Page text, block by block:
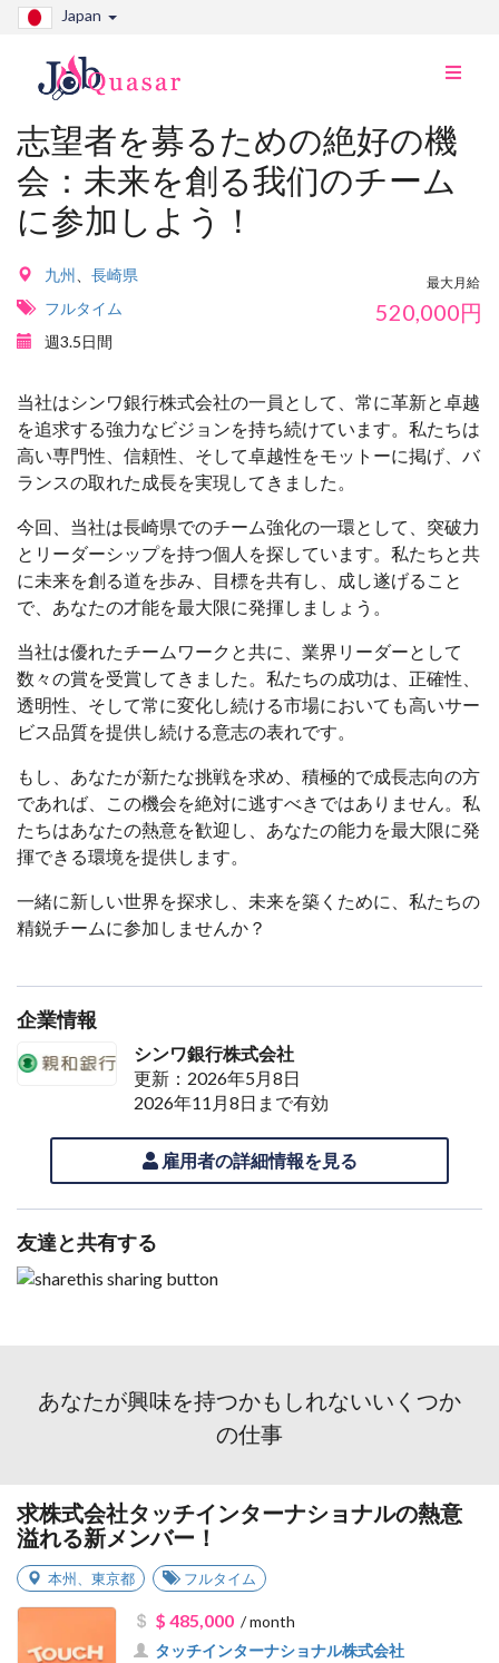
Japan
ナ
り
え
志望者を募るための絶好の機
会：未来を創る我们のチーム
に参加しよう！
九州
長崎県
フルタイム
週3.5日間
最大月給
520,000円
当社はシンワ銀行株式会社の一員として、常に革新と卓越
を追求する強力なビジョンを持ち続けています。私たちは
高い専門性、信頼性、そして卓越性をモットーに掲げ、バ
ランスの取れた成長を実現してきました。
今回、当社は長崎県でのチーム強化の一環として、突破力
とリーダーシップを持つ個人を探しています。私たちと共
に未来を創る道を歩み、目標を共有し、成し遂げること
で、あなたの才能を最大限に発揮しましょう。
当社は優れたチームワークと共に、業界リーダーとして
数々の賞を受賞してきました。私たちの成功は、正確性、
透明性、そして常に変化し続ける市場においても高いサー
ビス品質を提供し続ける意志の表れです。
もし、あなたが新たな挑戦を求め、積極的で成長志向の方
であれば、この機会を絶対に逃すべきではありません。私
たちはあなたの熱意を歓迎し、あなたの能力を最大限に発
揮できる環境を提供します。
一緒に新しい世界を探求し、未来を築くために、私たちの
精鋭チームに参加しませんか？
企業情報
シンワ銀行株式会社
更新：2026年5月8日
2026年11月8日まで有効
雇用者の詳細情報を見る
友達と共有する
あなたが興味を持つかもしれないいくつか
の仕事
求株式会社タッチインターナショナルの熱意
溢れる新メンバー！
本州 東京都 フルタイム
$ 485,000/ month
タッチインターナショナル株式会社